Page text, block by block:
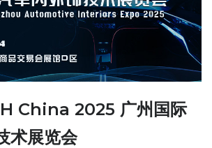
China 2025 广州国际
术展览会